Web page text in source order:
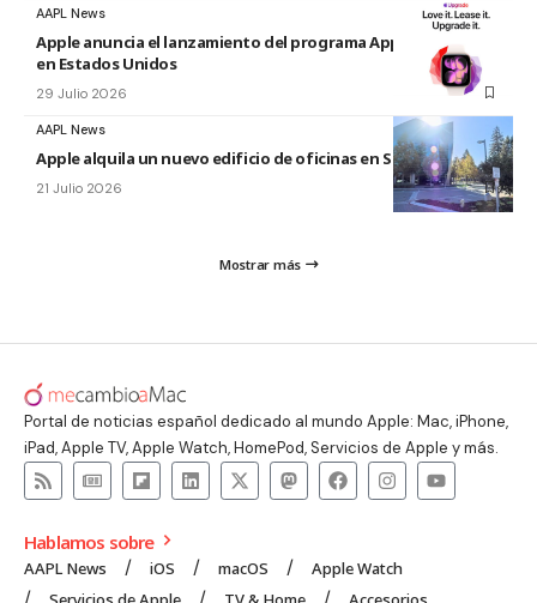
AAPL News
Apple anuncia el lanzamiento del programa Apple Upgrade
en Estados Unidos
29 Julio 2026
AAPL News
Apple alquila un nuevo edificio de oficinas en Sunnyvale
21 Julio 2026
Mostrar más
Portal de noticias español dedicado al mundo Apple: Mac, iPhone,
iPad, Apple TV, Apple Watch, HomePod, Servicios de Apple y más.
Hablamos sobre
AAPL News iOS macOS
Apple Watch